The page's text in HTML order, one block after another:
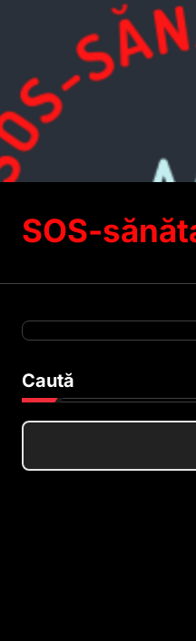
SOS-
Caută